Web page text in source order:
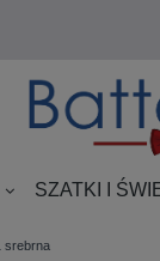
SZATKI I
srebrna